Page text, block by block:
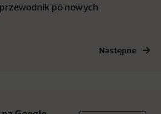
po nowych
Następne